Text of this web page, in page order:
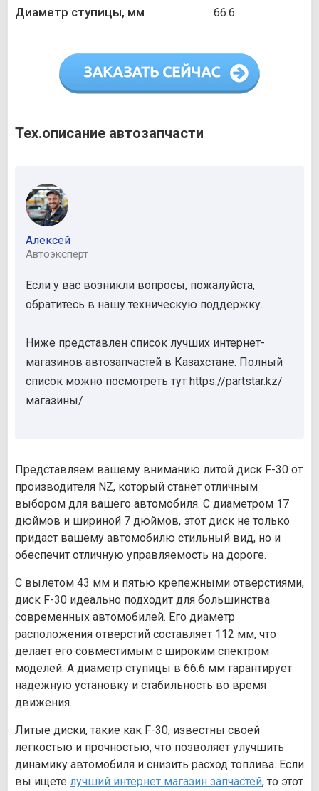
Диаметр ступицы, мм 66.6
Тех.описание автозапчасти
Алексей
Автоэксперт
Если у вас возникли вопросы, пожалуйста,
обратитесь в нашу техническую поддержку.
Ниже представлен список лучших интернет-
магазинов автозапчастей в Казахстане. Полный
список можно посмотреть тут https://partstar.kz/
магазины/
Представляем вашему вниманию литой диск F-30 от
производителя NZ, который станет отличным
выбором для вашего автомобиля. С диаметром 17
дюймов и шириной 7 дюймов, этот диск не только
придаст вашему автомобилю стильный вид, но и
обеспечит отличную управляемость на дороге.
С вылетом 43 мм и пятью крепежными отверстиями,
диск F-30 идеально подходит для большинства
современных автомобилей. Его диаметр
расположения отверстий составляет 112 мм, что
делает его совместимым с широким спектром
моделей. А диаметр ступицы в 66.6 мм гарантирует
надежную установку и стабильность во время
движения.
Литые диски, такие как F-30, известны своей
легкостью и прочностью, что позволяет улучшить
динамику автомобиля и снизить расход топлива. Если
вы ищете лучший интернет магазин запчастей, то этот